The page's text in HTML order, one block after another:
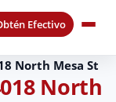
Efectivo
North Mesa St
North